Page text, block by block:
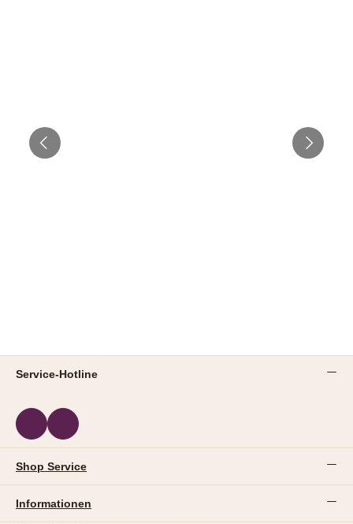
Service-Hotline
Shop Service
Informationen